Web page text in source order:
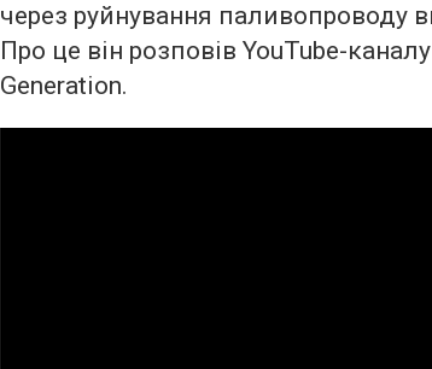
через руйнування паливопроводу
Про це він розповів YouTube-
Generation.